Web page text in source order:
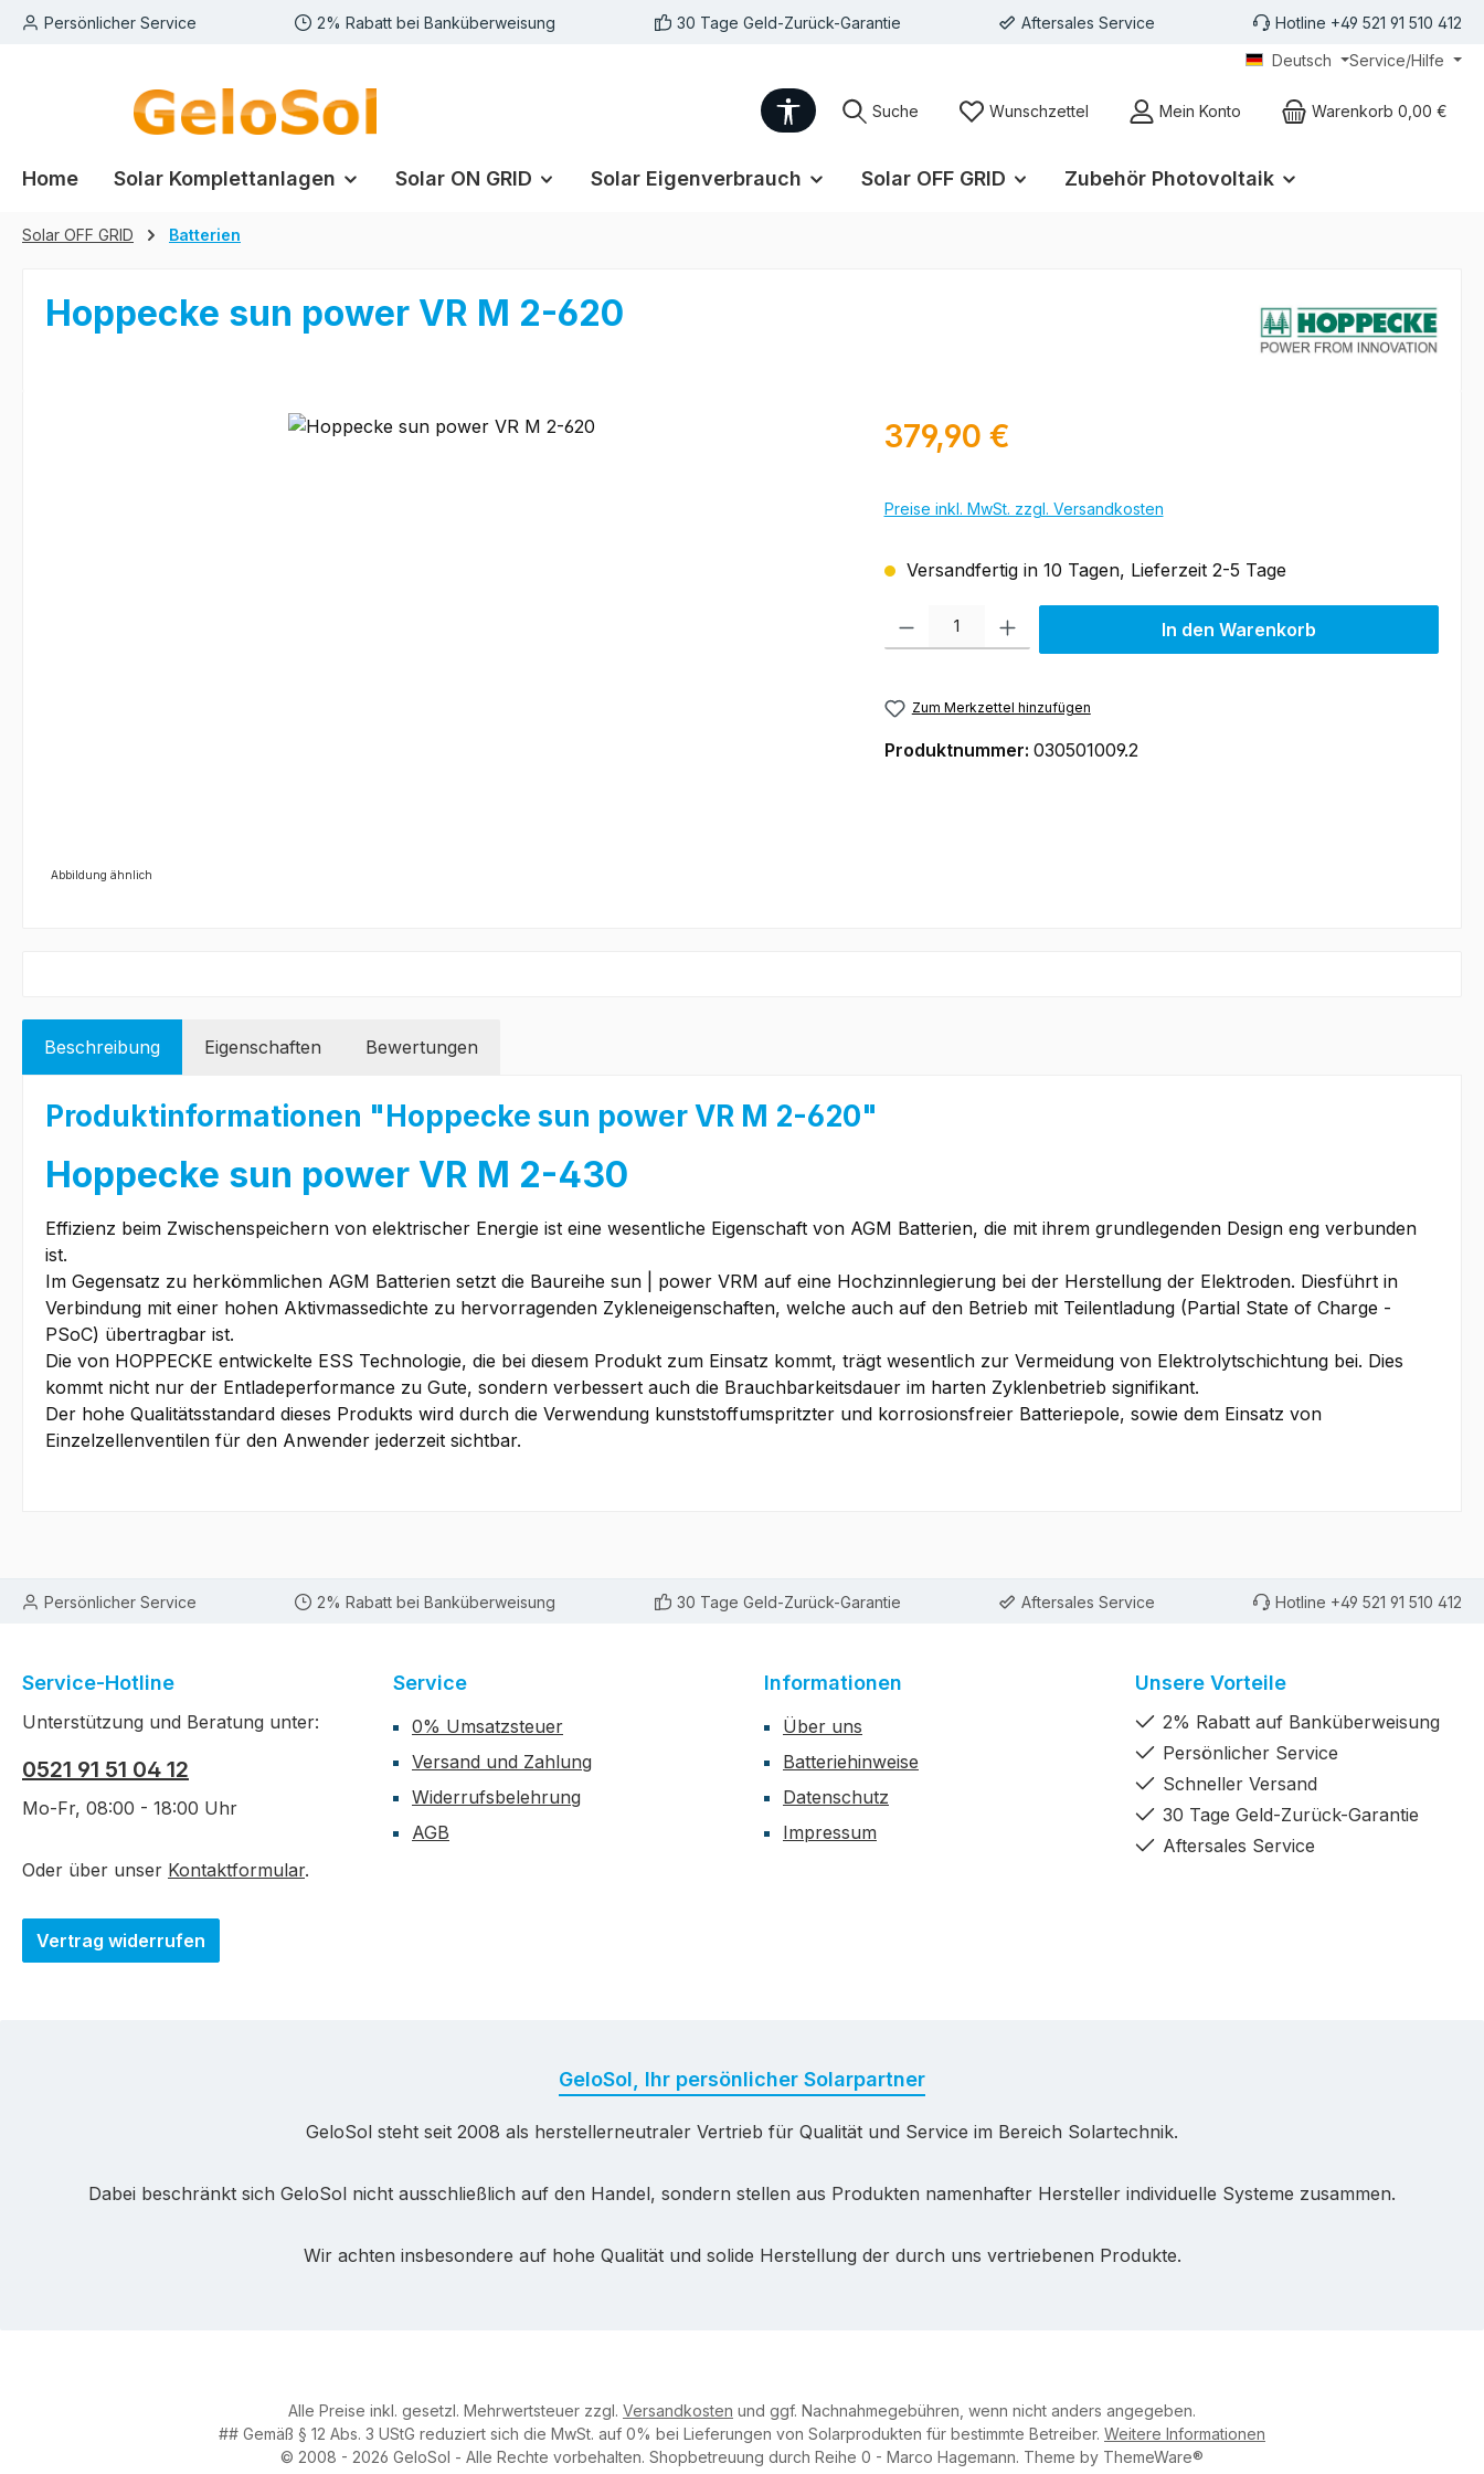
Hauptinhalt springen
Zur Suche springen
Zur Hauptnavigation springen
Persönlicher Service 2% Rabatt bei Banküberweisung 30 Tage Geld-Zurück-Garantie Aftersales Service Hotline +49 521 91 510 412
Deutsch Service/Hilfe
Werkzeugleiste anzeigen
Suche Wunschzettel Mein Konto Warenkorb 0,00 €
Home Solar Komplettanlagen Solar ON GRID Solar Eigenverbrauch Solar OFF GRID Zubehör Photovoltaik
Solar OFF GRID Batterien
Hoppecke sun power VR M 2-620
Abbildung ähnlich
Regulärer Preis:
379,90 €
Preise inkl. MwSt. zzgl. Versandkosten
Versandfertig in 10 Tagen, Lieferzeit 2-5 Tage
Produkt Anzahl: Gib den gewünschten Wert ein oder benutze die Schaltflächen
In den Warenkorb
Zum Merkzettel hinzufügen
Produktnummer: 030501009.2
Beschreibung Eigenschaften Bewertungen
Produktinformationen "Hoppecke sun power VR M 2-620"
Hoppecke sun power VR M 2-430
Effizienz beim Zwischenspeichern von elektrischer Energie ist eine wesentliche Eigenschaft von AGM Batterien, die mit ihrem grundlegenden Design eng verbunden
ist.
Im Gegensatz zu herkömmlichen AGM Batterien setzt die Baureihe sun | power VRM auf eine Hochzinnlegierung bei der Herstellung der Elektroden. Diesführt in
Verbindung mit einer hohen Aktivmassedichte zu hervorragenden Zykleneigenschaften, welche auch auf den Betrieb mit Teilentladung (Partial State of Charge -
PSoC) übertragbar ist.
Die von HOPPECKE entwickelte ESS Technologie, die bei diesem Produkt zum Einsatz kommt, trägt wesentlich zur Vermeidung von Elektrolytschichtung bei. Dies
kommt nicht nur der Entladeperformance zu Gute, sondern verbessert auch die Brauchbarkeitsdauer im harten Zyklenbetrieb signifikant.
Der hohe Qualitätsstandard dieses Produkts wird durch die Verwendung kunststoffumspritzter und korrosionsfreier Batteriepole, sowie dem Einsatz von
Einzelzellenventilen für den Anwender jederzeit sichtbar.
Persönlicher Service 2% Rabatt bei Banküberweisung 30 Tage Geld-Zurück-Garantie Aftersales Service Hotline +49 521 91 510 412
Service-Hotline
Unterstützung und Beratung unter:
0521 91 51 04 12
Mo-Fr, 08:00 - 18:00 Uhr
Oder über unser Kontaktformular.
Vertrag widerrufen
Service
0% Umsatzsteuer
Versand und Zahlung
Widerrufsbelehrung
AGB
Informationen
Über uns
Batteriehinweise
Datenschutz
Impressum
Unsere Vorteile
2% Rabatt auf Banküberweisung
Persönlicher Service
Schneller Versand
30 Tage Geld-Zurück-Garantie
Aftersales Service
GeloSol, Ihr persönlicher Solarpartner
GeloSol steht seit 2008 als herstellerneutraler Vertrieb für Qualität und Service im Bereich Solartechnik.
Dabei beschränkt sich GeloSol nicht ausschließlich auf den Handel, sondern stellen aus Produkten namenhafter Hersteller individuelle Systeme zusammen.
Wir achten insbesondere auf hohe Qualität und solide Herstellung der durch uns vertriebenen Produkte.
Alle Preise inkl. gesetzl. Mehrwertsteuer zzgl. Versandkosten und ggf. Nachnahmegebühren, wenn nicht anders angegeben.
## Gemäß § 12 Abs. 3 UStG reduziert sich die MwSt. auf 0% bei Lieferungen von Solarprodukten für bestimmte Betreiber. Weitere Informationen
© 2008 - 2026 GeloSol - Alle Rechte vorbehalten. Shopbetreuung durch Reihe 0 - Marco Hagemann. Theme by ThemeWare®